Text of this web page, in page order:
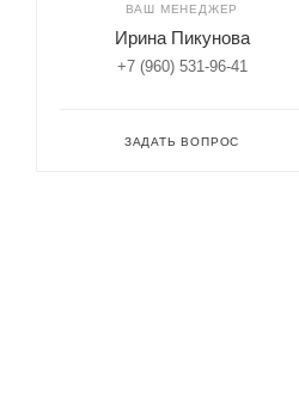
ВАШ МЕНЕДЖЕР
Ирина Пикунова
+7 (960) 531-96-41
ЗАДАТЬ ВОПРОС